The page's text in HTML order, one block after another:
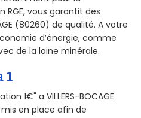
vous garantit des
(80260) de qualité. A votre
d’énergie, comme
de la laine minérale.
1
1€" a VILLERS-BOCAGE
en place afin de